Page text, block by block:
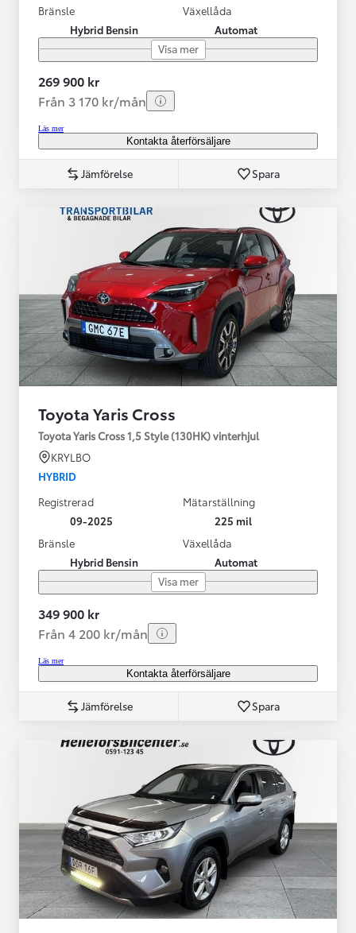
Bränsle
Hybrid Bensin
Växellåda
Automat
Visa mer
269 900 kr
Från 3 170 kr/mån
Läs mer
Kontakta återförsäljare
Jämförelse Spara
Toyota Yaris Cross
Toyota Yaris Cross 1,5 Style (130HK) vinterhjul
KRYLBO
HYBRID
Registrerad
09-2025
Mätarställning
225 mil
Bränsle
Hybrid Bensin
Växellåda
Automat
Visa mer
349 900 kr
Från 4 200 kr/mån
Läs mer
Kontakta återförsäljare
Jämförelse Spara